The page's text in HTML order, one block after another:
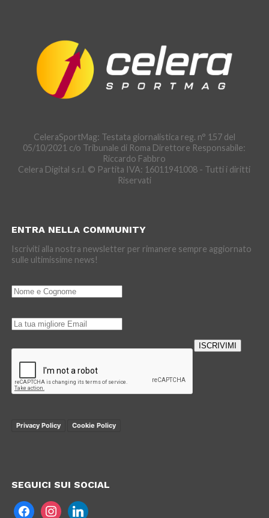
CeleraSportMag: Testata giornalistica reg. n° 157 del
05/10/2021 c/o Tribunale di Roma Direttore Responsabile:
Riccardo Fabbro
Celera Digital s.r.l. © Partita IVA: 16011941008 - Tutti i diritti
Riservati
ENTRA NELLA COMMUNITY
Iscriviti alla nostra newsletter per rimanere sempre aggiornato
sulle ultimissime news!
ISCRIVIMI
Privacy Policy Cookie Policy
SEGUICI SUI SOCIAL